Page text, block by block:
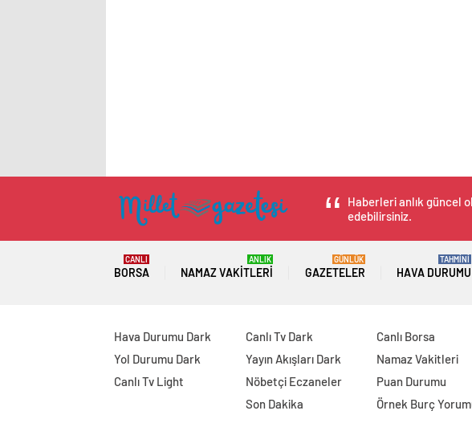
Haberleri anlık güncel
edebilirsiniz.
BORSA
CANLI
NAMAZ VAKITLERI
ANLIK
GAZETELER
GÜNLÜK
HAVA DURUMU
TAHMİNİ
Hava Durumu Dark
Yol Durumu Dark
Canlı Tv Light
Canlı Tv Dark
Yayın Akışları Dark
Nöbetçi Eczaneler
Son Dakika
Canlı Borsa
Namaz Vakitleri
Puan Durumu
Örnek Burç